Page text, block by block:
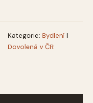
Kategorie: Bydlení|
Dovolená v ČR